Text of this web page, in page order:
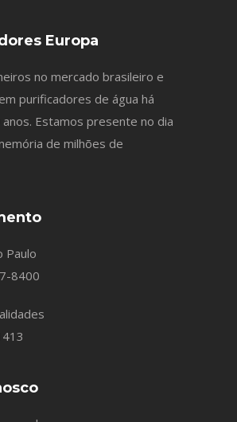
Europa
no mercado brasileiro e
purificadores de água há
Estamos presente no dia
de milhões de
Paulo
8400